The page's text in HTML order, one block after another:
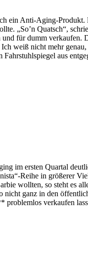
ein Anti-Aging-
„So’n Quatsch“,
für dumm verkaufen.
weiß nicht mehr
aus
im ersten Quartal
Reihe in größerer
wollten, so steht es
ganz in den
verkaufen